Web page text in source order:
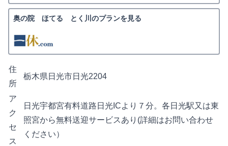
奥の院 ほてる とく川のプランを見る
住
所
栃木県日光市日光2204
ア
ク
セ
ス
日光宇都宮有料道路日光ICより７分。各日光駅又は東
照宮から無料送迎サービスあり(詳細はお問い合わせ
ください）